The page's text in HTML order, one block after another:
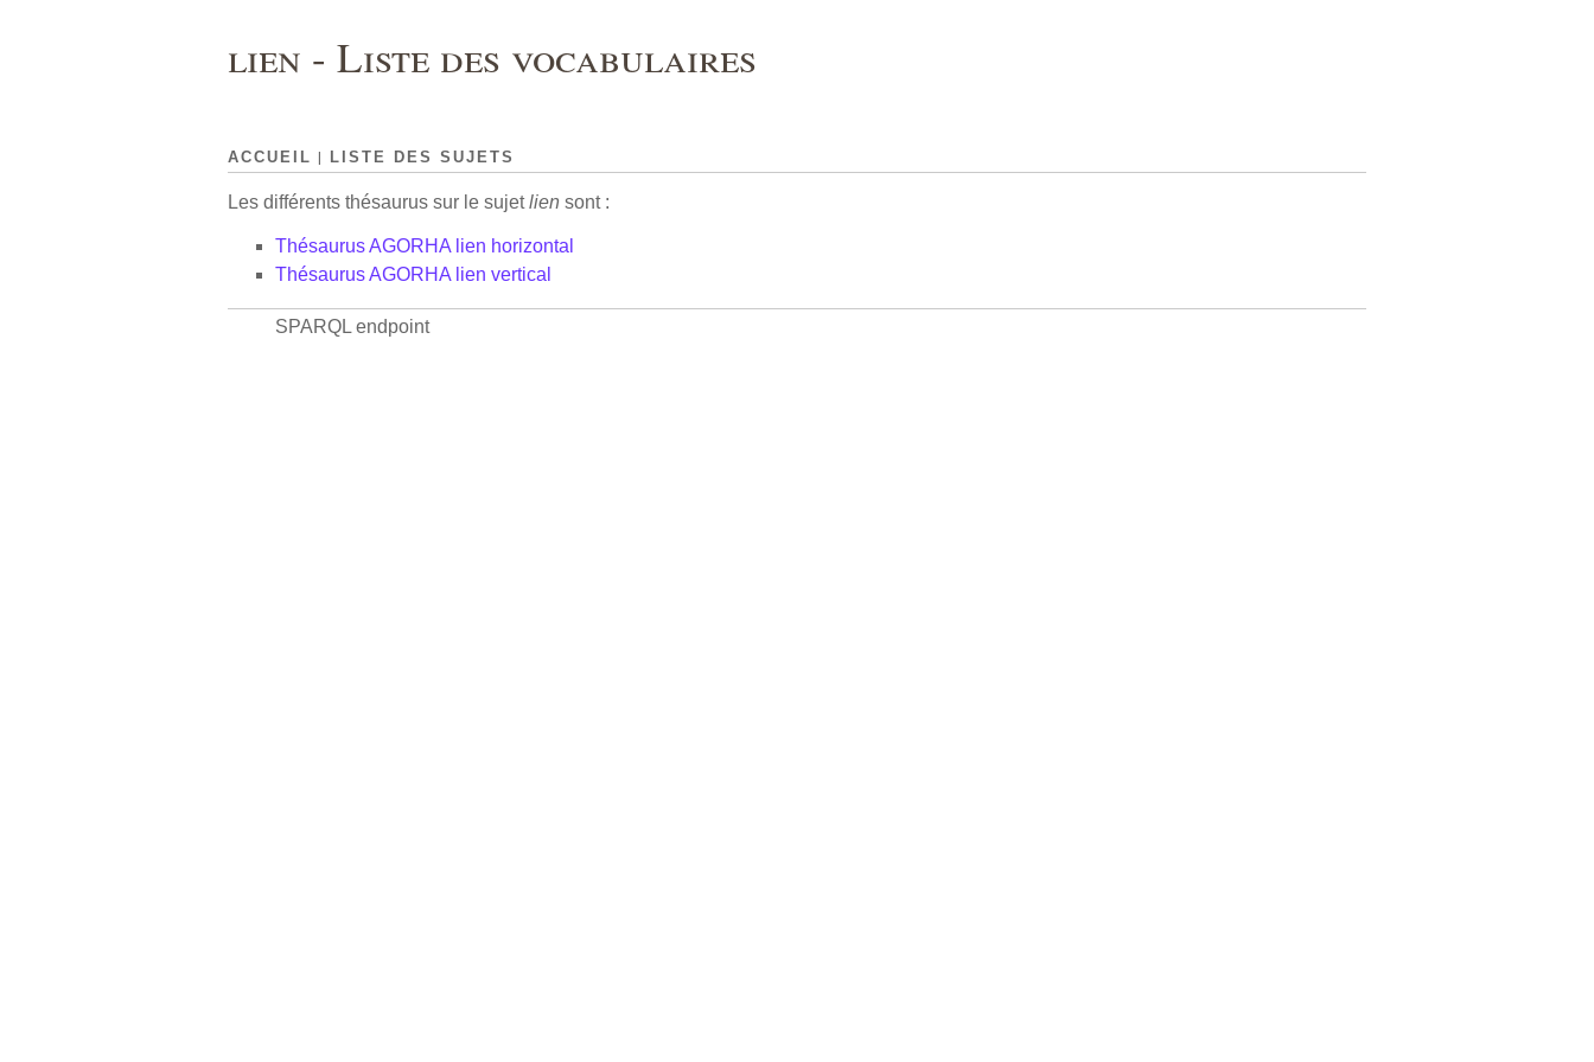
lien - Liste des vocabulaires
ACCUEIL | LISTE DES SUJETS
Les différents thésaurus sur le sujetlien sont :
Thésaurus AGORHA lien horizontal
Thésaurus AGORHA lien vertical
SPARQL endpoint